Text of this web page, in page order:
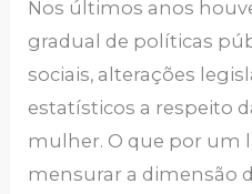
Nos últimos anos
gradual de políticas
sociais, alterações
estatísticos a respeito
mulher. O que por um
mensurar a dimensão